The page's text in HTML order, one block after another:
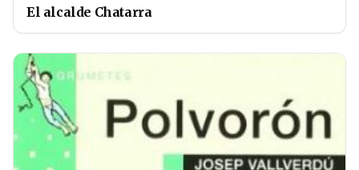
El alcalde Chatarra